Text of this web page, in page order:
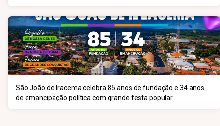
São João de Iracema celebra 85 anos de fundação e 34 anos
de emancipação política com grande festa popular